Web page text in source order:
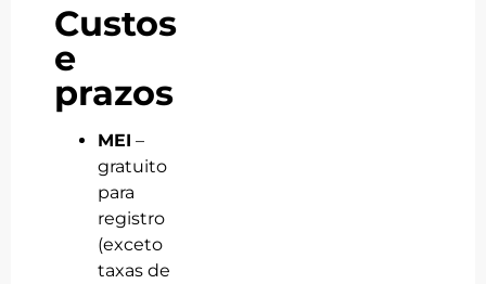
Custos
e
prazos
MEI –
gratuito
para
registro
(exceto
taxas de